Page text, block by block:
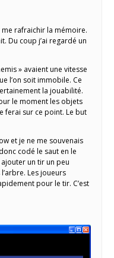
me rafraichir la mémoire.
Du coup j’ai regardé un
» avaient une vitesse
l’on soit immobile. Ce
la jouabilité.
le moment les objets
ferai sur ce point. Le but
et je ne me souvenais
codé le saut en le
un tir un peu
Les joueurs
pour le tir. C’est